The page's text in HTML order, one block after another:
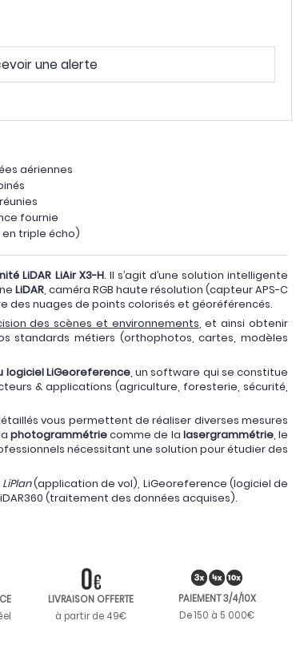
une alerte
aériennes
fournie
en triple écho)
LiDAR LiAir X3-H. Il s’agit d’une solution intelligente
LiDAR , caméra RGB haute résolution (capteur APS-C
des nuages de points colorisés et géoréférencés.
des scènes et environnements, et ainsi obtenir
standards métiers (orthophotos, cartes, modèles
logiciel LiGeoreference, un software qui se constitue
& applications (agriculture, foresterie, sécurité,
vous permettent de réaliser diverses mesures
photogrammétriecomme de la lasergrammétrie, le
nécessitant une solution pour étudier des
LiPlan(application de vol), LiGeoreference (logiciel de
(traitement des données acquises).
LIVRAISON OFFERTE
à partir de 49€
PAIEMENT 3/4/10X
De 150 à 5 000€